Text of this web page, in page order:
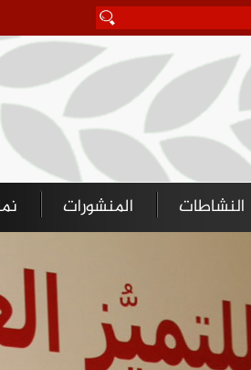
النشاطات المنشورات